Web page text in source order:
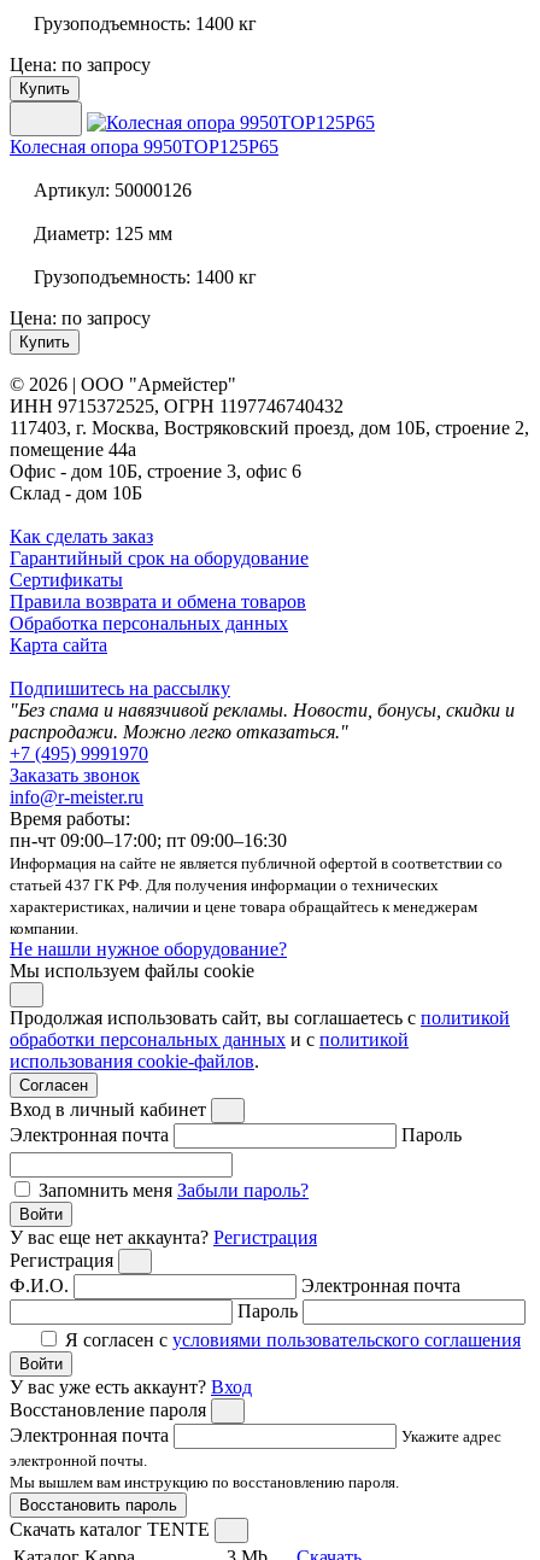
Грузоподъемность: 1400 кг
Цена: по запросу
Купить
Колесная опора 9950TOP125P65
Артикул: 50000126
Диаметр: 125 мм
Грузоподъемность: 1400 кг
Цена: по запросу
Купить
© 2026 | ООО "Армейстер"
ИНН 9715372525, ОГРН 1197746740432
117403, г. Москва, Востряковский проезд, дом 10Б, строение 2,
помещение 44а
Офис - дом 10Б, строение 3, офис 6
Склад - дом 10Б
Как сделать заказ
Гарантийный срок на оборудование
Сертификаты
Правила возврата и обмена товаров
Обработка персональных данных
Карта сайта
Подпишитесь на рассылку
"Без спама и навязчивой рекламы. Новости, бонусы, скидки и
распродажи. Можно легко отказаться."
+7 (495) 9991970
Заказать звонок
info@r-meister.ru
Время работы:
пн-чт 09:00–17:00; пт 09:00–16:30
Информация на сайте не является публичной офертой в соответствии со
статьей 437 ГК РФ. Для получения информации о технических
характеристиках, наличии и цене товара обращайтесь к менеджерам
компании.
Не нашли нужное оборудование?
Мы используем файлы cookie
Продолжая использовать сайт, вы соглашаетесь с политикой
обработки персональных данных и с политикой
использования cookie-файлов.
Согласен
Вход в личный кабинет
Электронная почта
Пароль
Запомнить меня Забыли пароль?
Войти
У вас еще нет аккаунта? Регистрация
Регистрация
Ф.И.О.
Электронная почта
Пароль
Я согласен с условиями пользовательского соглашения
Войти
У вас уже есть аккаунт? Вход
Восстановление пароля
Электронная почта
Укажите адрес
электронной почты.
Мы вышлем вам инструкцию по восстановлению пароля.
Восстановить пароль
Скачать каталог TENTE